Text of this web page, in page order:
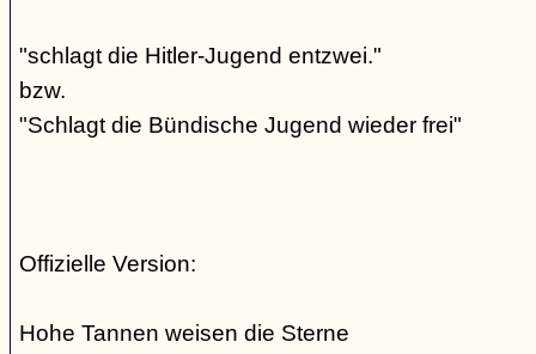
"schlagt die Hitler-Jugend entzwei."
bzw.
"Schlagt die Bündische Jugend wieder frei"
Offizielle Version:
Hohe Tannen weisen die Sterne